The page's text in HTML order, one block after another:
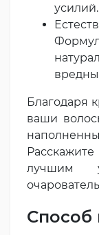
усилий.
Благодаря
ваши
лучшим
Способ